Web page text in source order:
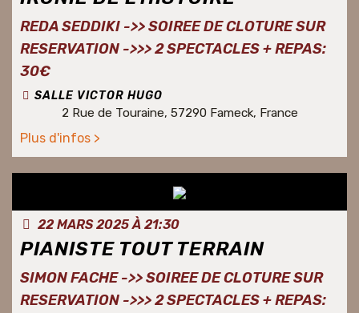
REDA SEDDIKI ->> SOIREE DE CLOTURE SUR
RESERVATION ->>> 2 SPECTACLES + REPAS:
30€
SALLE VICTOR HUGO
2 Rue de Touraine, 57290 Fameck, France
Plus d'infos >
22 MARS 2025 À 21:30
PIANISTE TOUT TERRAIN
SIMON FACHE ->> SOIREE DE CLOTURE SUR
RESERVATION ->>> 2 SPECTACLES + REPAS: